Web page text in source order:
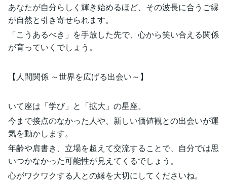
あなたが自分らしく輝き始めるほど、その波長に合うご縁
が自然と引き寄せられます。
「こうあるべき」を手放した先で、心から笑い合える関係
が育っていくでしょう。
【人間関係 ～世界を広げる出会い～】
いて座は「学び」と「拡大」の星座。
今まで接点のなかった人や、新しい価値観との出会いが運
気を動かします。
年齢や肩書き、立場を超えて交流することで、自分では思
いつかなかった可能性が見えてくるでしょう。
心がワクワクする人との縁を大切にしてくださいね。